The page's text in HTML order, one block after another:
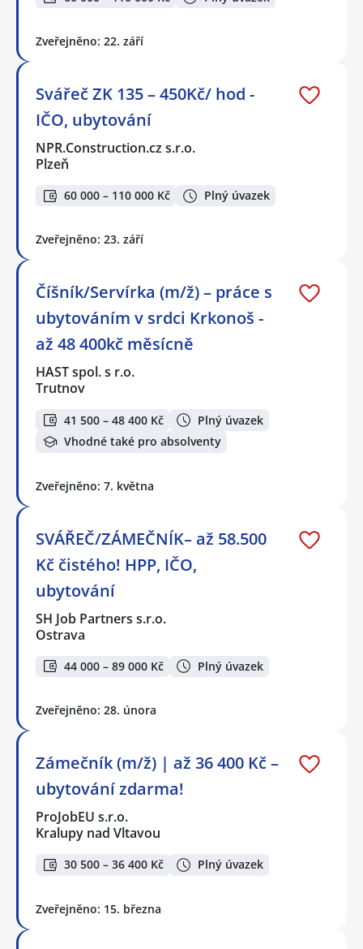
Zveřejněno: 22. září
Svářeč ZK 135 – 450Kč/ hod -
IČO, ubytování
NPR.Construction.cz s.r.o.
Plzeň
60 000 – 110 000 Kč Plný úvazek
Zveřejněno: 23. září
Číšník/Servírka (m/ž) – práce s
ubytováním v srdci Krkonoš -
až 48 400kč měsícně
HAST spol. s r.o.
Trutnov
41 500 – 48 400 Kč
Plný úvazek
Vhodné také pro absolventy
Zveřejněno: 7. května
SVÁŘEČ/ZÁMEČNÍK– až 58.500
Kč čistého! HPP, IČO,
ubytování
SH Job Partners s.r.o.
Ostrava
44 000 – 89 000 Kč Plný úvazek
Zveřejněno: 28. února
Zámečník (m/ž) | až 36 400 Kč –
ubytování zdarma!
ProJobEU s.r.o.
Kralupy nad Vltavou
30 500 – 36 400 Kč Plný úvazek
Zveřejněno: 15. března